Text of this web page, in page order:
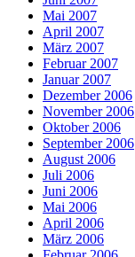
Mai 2007
April 2007
März 2007
Februar 2007
Januar 2007
Dezember 2006
November 2006
Oktober 2006
September 2006
August 2006
Juli 2006
Juni 2006
Mai 2006
April 2006
März 2006